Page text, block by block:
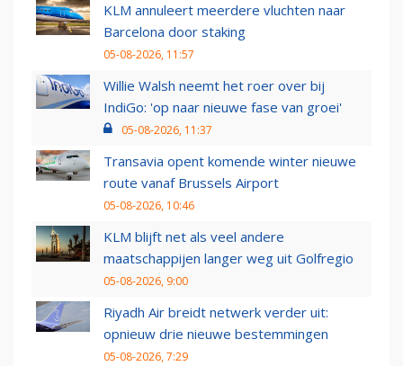
KLM annuleert meerdere vluchten naar
Barcelona door staking
05-08-2026, 11:57
Willie Walsh neemt het roer over bij
IndiGo: 'op naar nieuwe fase van groei'
05-08-2026, 11:37
Transavia opent komende winter nieuwe
route vanaf Brussels Airport
05-08-2026, 10:46
KLM blijft net als veel andere
maatschappijen langer weg uit Golfregio
05-08-2026, 9:00
Riyadh Air breidt netwerk verder uit:
opnieuw drie nieuwe bestemmingen
05-08-2026, 7:29